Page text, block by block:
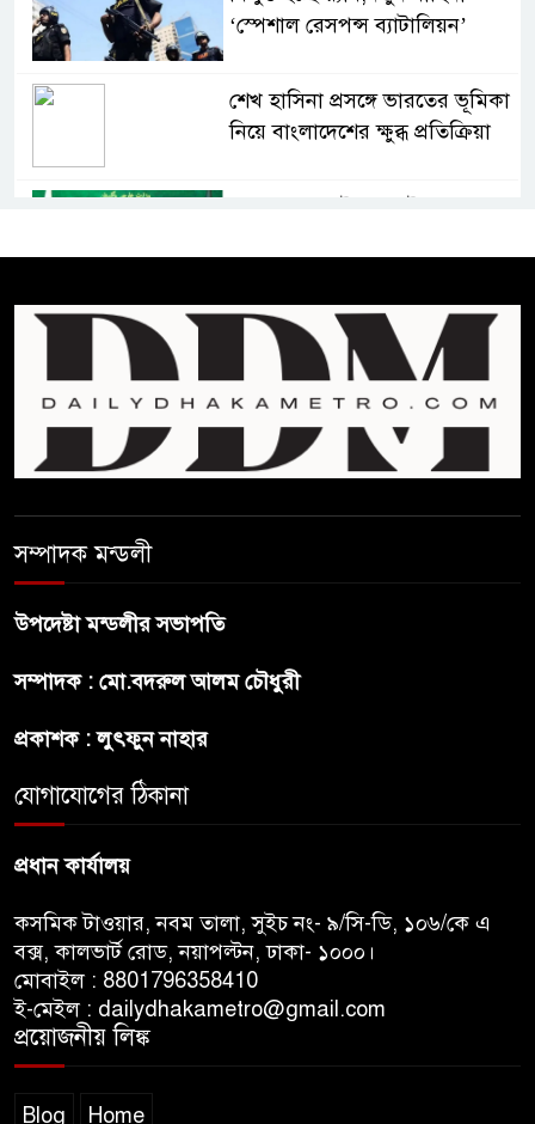
‘স্পেশাল রেসপন্স ব্যাটালিয়ন’
শেখ হাসিনা প্রসঙ্গে ভারতের ভূমিকা
নিয়ে বাংলাদেশের ক্ষুব্ধ প্রতিক্রিয়া
সাকিবকে সমর্থন করায় অনুতপ্ত
আসিফ আকবর ক্ষমা চাইলেন
কমনওয়েথ গেমসে পদক শুন্যতা
ঘুচানোর আক্ষেপে বাংলাদেশ
জনগনের অধিকার আদায়ে এসেছিঃ
সম্পাদক মন্ডলী
উপদেষ্টা মন্ডলীর সভাপতি
সম্পাদক : মো.বদরুল আলম চৌধুরী
প্রকাশক : লুৎফুন নাহার
যোগাযোগের ঠিকানা
প্রধান কার্যালয়
কসমিক টাওয়ার, নবম তালা, সুইচ নং- ৯/সি-ডি, ১০৬/কে এ
বক্স, কালভার্ট রোড, নয়াপল্টন, ঢাকা- ১০০০।
মোবাইল : 8801796358410
ই-মেইল : dailydhakametro@gmail.com
প্রয়োজনীয় লিঙ্ক
Blog Home